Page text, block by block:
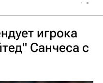
игрока
Санчеса с